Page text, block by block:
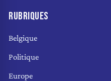
RUBRIQUES
Belgique
Politique
Europe